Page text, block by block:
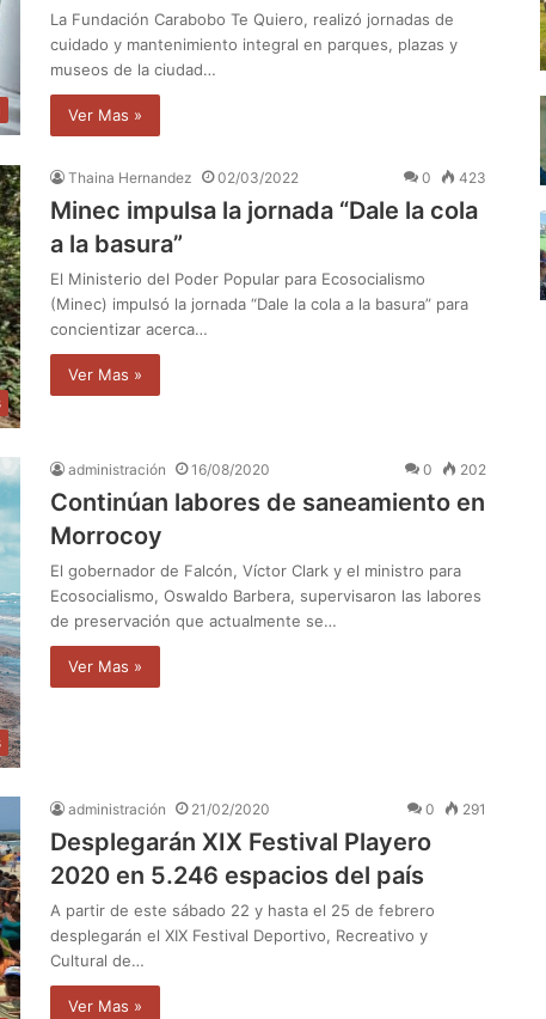
La Fundación Carabobo Te Quiero, realizó jornadas de
cuidado y mantenimiento integral en parques, plazas y
museos de la ciudad…
Ver Mas »
Thaina Hernandez 02/03/2022 0 423
Minec impulsa la jornada “Dale la cola
a la basura”
El Ministerio del Poder Popular para Ecosocialismo
(Minec) impulsó la jornada “Dale la cola a la basura” para
concientizar acerca…
Ver Mas »
administración 16/08/2020 0 202
Continúan labores de saneamiento en
Morrocoy
El gobernador de Falcón, Víctor Clark y el ministro para
Ecosocialismo, Oswaldo Barbera, supervisaron las labores
de preservación que actualmente se…
Ver Mas »
administración 21/02/2020 0 291
Desplegarán XIX Festival Playero
2020 en 5.246 espacios del país
A partir de este sábado 22 y hasta el 25 de febrero
desplegarán el XIX Festival Deportivo, Recreativo y
Cultural de…
Ver Mas »